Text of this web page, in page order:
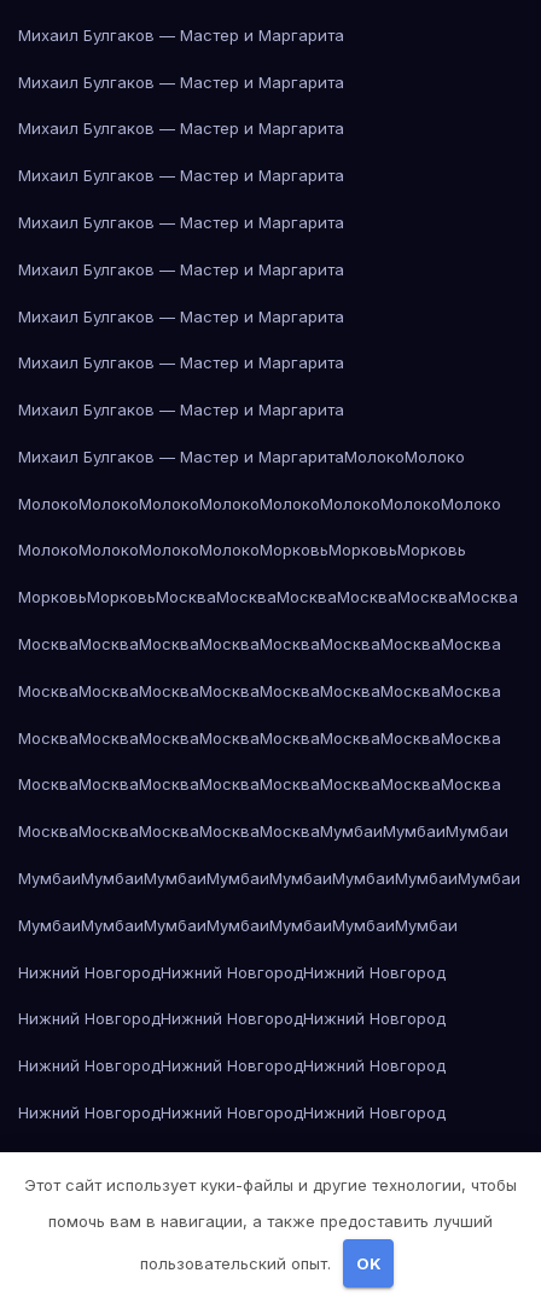
Михаил Булгаков — Мастер и Маргарита
Михаил Булгаков — Мастер и Маргарита
Михаил Булгаков — Мастер и Маргарита
Михаил Булгаков — Мастер и Маргарита
Михаил Булгаков — Мастер и Маргарита
Михаил Булгаков — Мастер и Маргарита
Михаил Булгаков — Мастер и Маргарита
Михаил Булгаков — Мастер и Маргарита
Михаил Булгаков — Мастер и Маргарита
Михаил Булгаков — Мастер и МаргаритаМолокоМолоко
МолокоМолокоМолокоМолокоМолокоМолокоМолокоМолоко
МолокоМолокоМолокоМолокоМорковьМорковьМорковь
МорковьМорковьМоскваМоскваМоскваМоскваМоскваМосква
МоскваМоскваМоскваМоскваМоскваМоскваМоскваМосква
МоскваМоскваМоскваМоскваМоскваМоскваМоскваМосква
МоскваМоскваМоскваМоскваМоскваМоскваМоскваМосква
МоскваМоскваМоскваМоскваМоскваМоскваМоскваМосква
МоскваМоскваМоскваМоскваМоскваМумбаиМумбаиМумбаи
МумбаиМумбаиМумбаиМумбаиМумбаиМумбаиМумбаиМумбаи
МумбаиМумбаиМумбаиМумбаиМумбаиМумбаиМумбаи
Нижний НовгородНижний НовгородНижний Новгород
Нижний НовгородНижний НовгородНижний Новгород
Нижний НовгородНижний НовгородНижний Новгород
Нижний НовгородНижний НовгородНижний Новгород
Николай Гоголь — Мёртвые души
Этот сайт использует куки-файлы и другие технологии, чтобы
помочь вам в навигации, а также предоставить лучший
пользовательский опыт. OK